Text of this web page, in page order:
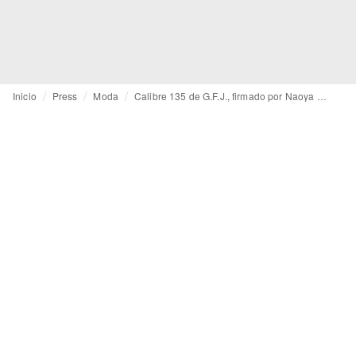
Inicio Press Moda